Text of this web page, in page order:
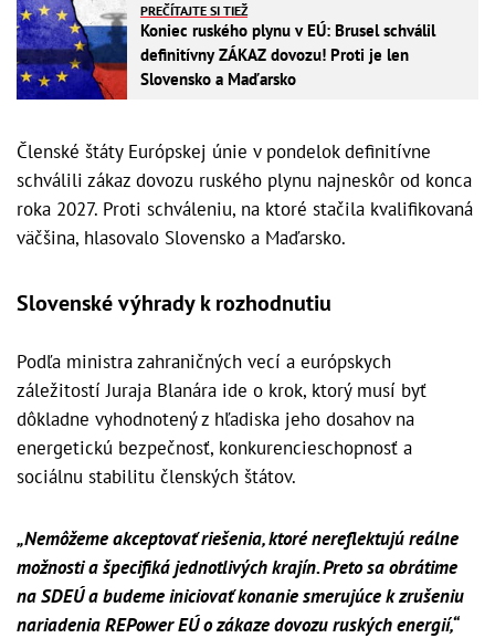
PREČÍTAJTE SI TIEŽ
Koniec ruského plynu v EÚ: Brusel schválil
definitívny ZÁKAZ dovozu! Proti je len
Slovensko a Maďarsko
Členské štáty Európskej únie v pondelok definitívne
schválili zákaz dovozu ruského plynu najneskôr od konca
roka 2027. Proti schváleniu, na ktoré stačila kvalifikovaná
väčšina, hlasovalo Slovensko a Maďarsko.
Slovenské výhrady k rozhodnutiu
Podľa ministra zahraničných vecí a európskych
záležitostí Juraja Blanára ide o krok, ktorý musí byť
dôkladne vyhodnotený z hľadiska jeho dosahov na
energetickú bezpečnosť, konkurencieschopnosť a
sociálnu stabilitu členských štátov.
„Nemôžeme akceptovať riešenia, ktoré nereflektujú reálne
možnosti a špecifiká jednotlivých krajín. Preto sa obrátime
na SDEÚ a budeme iniciovať konanie smerujúce k zrušeniu
nariadenia REPower EÚ o zákaze dovozu ruských energií,“